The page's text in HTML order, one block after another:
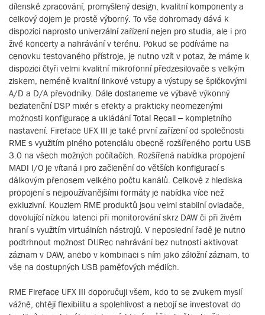
dílenské zpracování, promyšlený design, kvalitní komponenty a
celkový dojem je prostě výborný. To vše dohromady dává k
dispozici naprosto univerzální zařízení nejen pro studia, ale i pro
živé koncerty a nahrávání v terénu. Pokud se podíváme na
cenovku testovaného přístroje, je nutno vzít v potaz, že máme k
dispozici čtyři velmi kvalitní mikrofonní předzesilovače s velkým
ziskem, neméně kvalitní linkové vstupy a výstupy se špičkovými
A/D a D/A převodníky. Dále dostaneme ve výbavě výkonný
bezlatenční DSP mixér s efekty a prakticky neomezenými
možnosti konfigurace a ukládání Total Recall – kompletního
nastavení. Fireface UFX III je také první zařízení od společnosti
RME s využitím plného potenciálu obecně rozšířeného portu USB
3.0 na všech možných počítačích. Rozšířená nabídka propojení
MADI I/O je vítaná i pro začlenění do větších konfigurací s
dálkovým přenosem velkého počtu kanálů. Celkově z hlediska
propojení s nejpoužívanějšími formáty je nabídka více než
exkluzivní. Kouzlem RME produktů jsou velmi stabilní ovladače,
dovolující nízkou latenci při monitorování skrz DAW či při živém
hraní s využitím virtuálních nástrojů. V neposlední řadě je nutno
podtrhnout možnost DURec nahrávání bez nutnosti aktivovat
záznam v DAW, anebo v kombinaci s ním jako záložní záznam, to
vše na dostupných USB paměťových médiích.
RME Fireface UFX III doporučuji všem, kdo to se zvukem myslí
vážně, chtějí flexibilitu a spolehlivost a nebojí se investovat do